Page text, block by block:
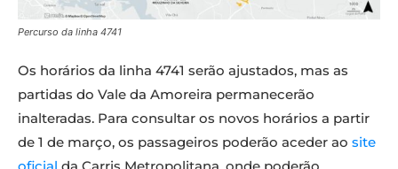
Percurso da linha 4741
Os horários da linha 4741 serão ajustados, mas as
partidas do Vale da Amoreira permanecerão
inalteradas. Para consultar os novos horários a partir
de 1 de março, os passageiros poderão aceder ao site